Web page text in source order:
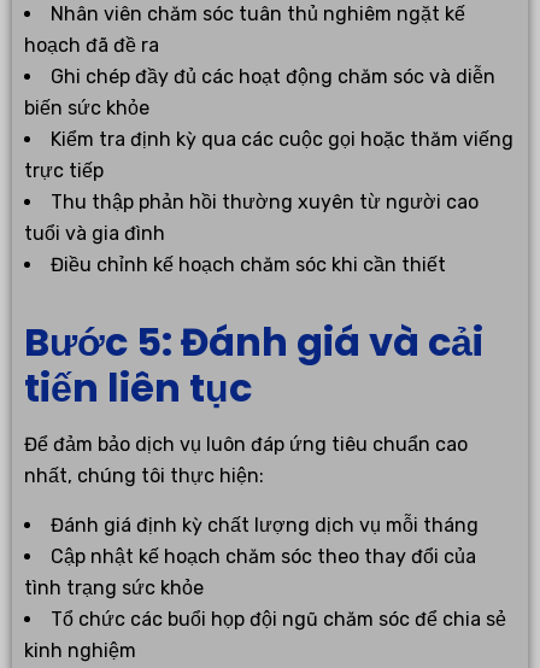
Nhân viên chăm sóc tuân thủ nghiêm ngặt kế
hoạch đã đề ra
Ghi chép đầy đủ các hoạt động chăm sóc và diễn
biến sức khỏe
Kiểm tra định kỳ qua các cuộc gọi hoặc thăm viếng
trực tiếp
Thu thập phản hồi thường xuyên từ người cao
tuổi và gia đình
Điều chỉnh kế hoạch chăm sóc khi cần thiết
Bước 5: Đánh giá và cải
tiến liên tục
Để đảm bảo dịch vụ luôn đáp ứng tiêu chuẩn cao
nhất, chúng tôi thực hiện:
Đánh giá định kỳ chất lượng dịch vụ mỗi tháng
Cập nhật kế hoạch chăm sóc theo thay đổi của
tình trạng sức khỏe
Tổ chức các buổi họp đội ngũ chăm sóc để chia sẻ
kinh nghiệm